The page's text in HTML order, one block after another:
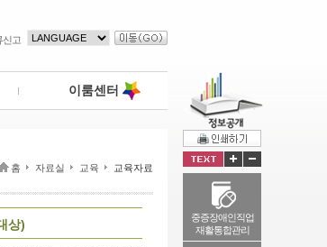
신고
이룸센터
홈 자료실 교육 교육자료
상)
중증장애인직업
재활통합관리